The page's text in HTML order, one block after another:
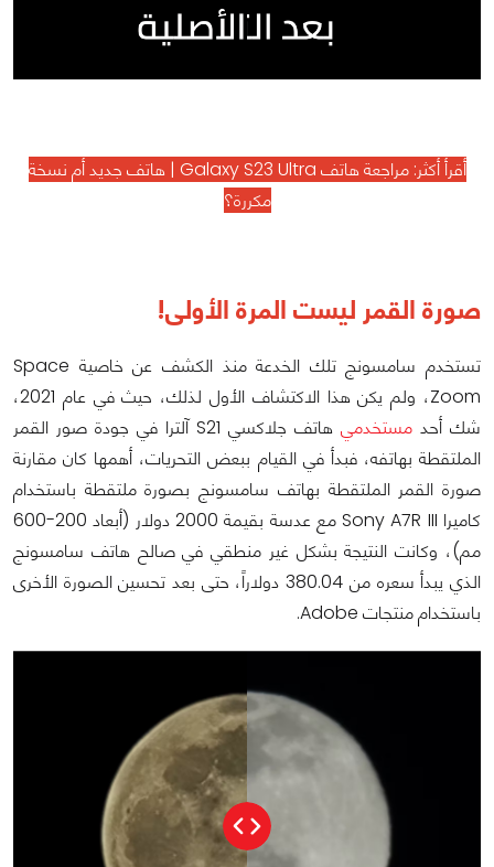
أقرأ أكثر:
مراجعة هاتف Galaxy S23 Ultra | هاتف جديد أم نسخة
مكررة؟
صورة القمر ليست المرة الأولى!
تستخدم سامسونج تلك الخدعة منذ الكشف عن خاصية Space
Zoom، ولم يكن هذا الاكتشاف الأول لذلك، حيث في عام 2021،
شك أحد مستخدمي
هاتف جلاكسي S21 آلترا في جودة صور القمر
الملتقطة بهاتفه، فبدأ في القيام ببعض التحريات، أهمها كان مقارنة
صورة القمر الملتقطة بهاتف سامسونج بصورة ملتقطة باستخدام
كاميرا Sony A7R III مع عدسة بقيمة 2000 دولار (أبعاد 200-600
مم)، وكانت النتيجة بشكل غير منطقي في صالح هاتف سامسونج
الذي يبدأ سعره من 380.04 دولاراً، حتى بعد تحسين الصورة الأخرى
باستخدام منتجات Adobe.